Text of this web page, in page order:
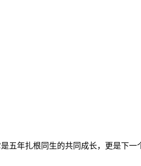
年扎根同生的共同成长，更是下一